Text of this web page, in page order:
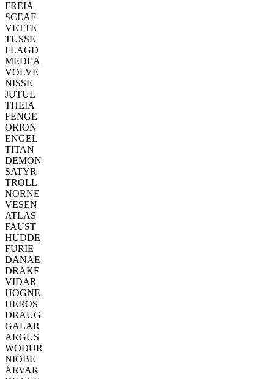
FREIA
SCEAF
VETTE
TUSSE
FLAGD
MEDEA
VOLVE
NISSE
JUTUL
THEIA
FENGE
ORION
ENGEL
TITAN
DEMON
SATYR
TROLL
NORNE
VESEN
ATLAS
FAUST
HUDDE
FURIE
DANAE
DRAKE
VIDAR
HOGNE
HEROS
DRAUG
GALAR
ARGUS
WODUR
NIOBE
ÅRVAK